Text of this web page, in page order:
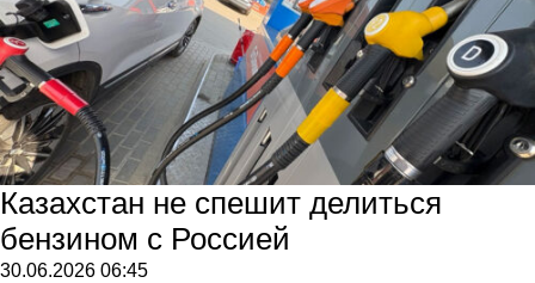
Казахстан не спешит делиться
бензином с Россией
30.06.2026 06:45